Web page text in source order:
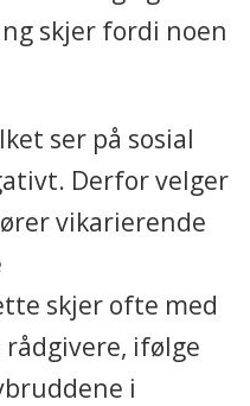
skjer fordi noen
ser på sosial
Derfor velger
vikarierende
skjer ofte med
ifølge
i